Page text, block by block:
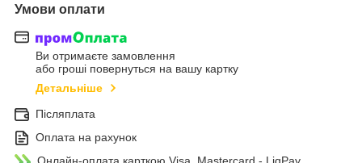
Умови оплати
Ви отримаєте замовлення
або гроші повернуться на вашу картку
Детальніше
Післяплата
Оплата на рахунок